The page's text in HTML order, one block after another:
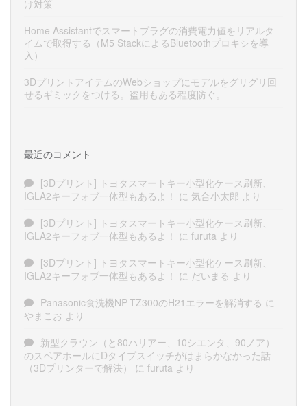
け対策
Home Assistantでスマートプラグの消費電力値をリアルタ
イムで取得する（M5 StackによるBluetoothプロキシを導
入）
3DプリントアイテムのWebショップにモデルをグリグリ回
せるギミックをつける。盗用もある程度防ぐ。
最近のコメント
[3Dプリント] トヨタスマートキー小型化ケース刷新、
IGLA2キーフォブ一体型もあるよ！ に 気合小太郎 より
[3Dプリント] トヨタスマートキー小型化ケース刷新、
IGLA2キーフォブ一体型もあるよ！ に furuta より
[3Dプリント] トヨタスマートキー小型化ケース刷新、
IGLA2キーフォブ一体型もあるよ！ に だいまる より
Panasonic食洗機NP-TZ300のH21エラーを解消する に
やまこお より
新型クラウン（と80ハリアー、10シエンタ、90ノア）
のスペアホールにDタイプスイッチがはまらかなかった話
（3Dプリンターで解決）
に furuta より